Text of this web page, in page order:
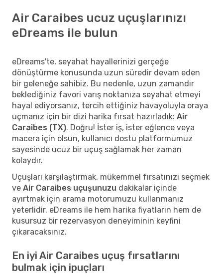
Air Caraibes ucuz uçuşlarınızı
eDreams ile bulun
eDreams'te, seyahat hayallerinizi gerçeğe
dönüştürme konusunda uzun süredir devam eden
bir geleneğe sahibiz. Bu nedenle, uzun zamandır
beklediğiniz favori varış noktanıza seyahat etmeyi
hayal ediyorsanız, tercih ettiğiniz havayoluyla oraya
uçmanız için bir dizi harika fırsat hazırladık: Air
Caraibes (TX). Doğru! İster iş, ister eğlence veya
macera için olsun, kullanıcı dostu platformumuz
sayesinde ucuz bir uçuş sağlamak her zaman
kolaydır.
Uçuşları karşılaştırmak, mükemmel fırsatınızı seçmek
ve Air Caraibes uçuşunuzu dakikalar içinde
ayırtmak için arama motorumuzu kullanmanız
yeterlidir. eDreams ile hem harika fiyatların hem de
kusursuz bir rezervasyon deneyiminin keyfini
çıkaracaksınız.
En iyi Air Caraibes uçuş fırsatlarını
bulmak için ipuçları